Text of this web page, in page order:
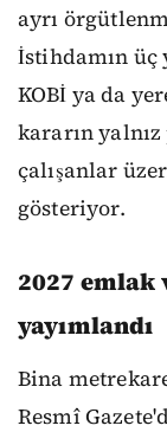
ayrı
İstihdamın üç
KOBİ ya da
kararın
çalışanlar
gösteriyor.
2027
yayımlandı
Bina
Resmî